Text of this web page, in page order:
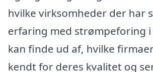
hvilke virksomheder der har
erfaring med strømpeforing i
kan finde ud af, hvilke
kendt for deres kvalitet og